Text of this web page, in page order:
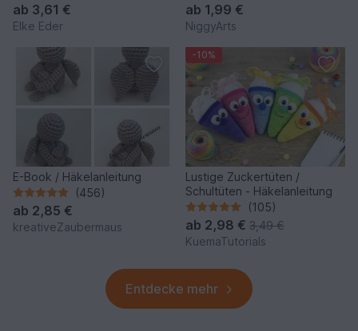
ab 3,61 €
Elke Eder
ab 1,99 €
NiggyArts
E-Book / Häkelanleitung
(456)
ab 2,85 €
kreativeZaubermaus
-10%
Lustige Zuckertüten /
Schultüten - Häkelanleitung
(105)
ab 2,98 € 3,49 €
KuemaTutorials
Entdecke mehr